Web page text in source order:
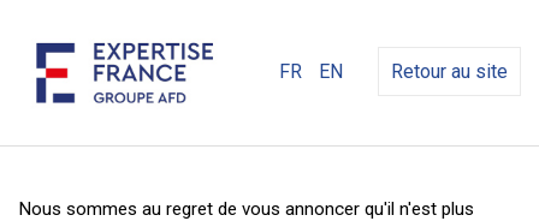
FR EN Retour au site
Nous sommes au regret de vous annoncer qu'il n'est plus